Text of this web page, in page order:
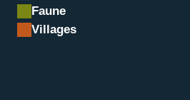
Faune
Villages